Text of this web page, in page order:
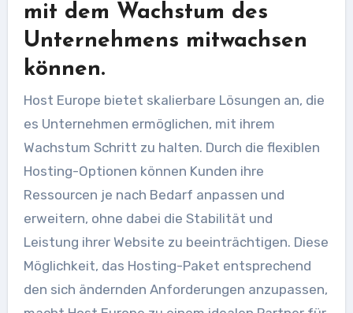
mit dem Wachstum des
Unternehmens mitwachsen
können.
Host Europe bietet skalierbare Lösungen an, die
es Unternehmen ermöglichen, mit ihrem
Wachstum Schritt zu halten. Durch die flexiblen
Hosting-Optionen können Kunden ihre
Ressourcen je nach Bedarf anpassen und
erweitern, ohne dabei die Stabilität und
Leistung ihrer Website zu beeinträchtigen. Diese
Möglichkeit, das Hosting-Paket entsprechend
den sich ändernden Anforderungen anzupassen,